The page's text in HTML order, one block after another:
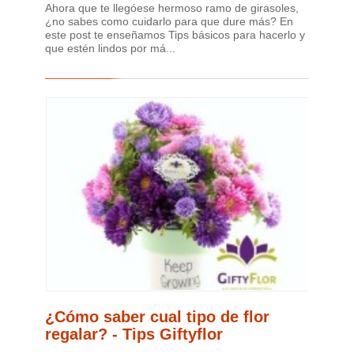
Ahora que te llegóese hermoso ramo de girasoles,
¿no sabes como cuidarlo para que dure más? En
este post te enseñamos Tips básicos para hacerlo y
que estén lindos por má...
¿Cómo saber cual tipo de flor
regalar? - Tips Giftyflor